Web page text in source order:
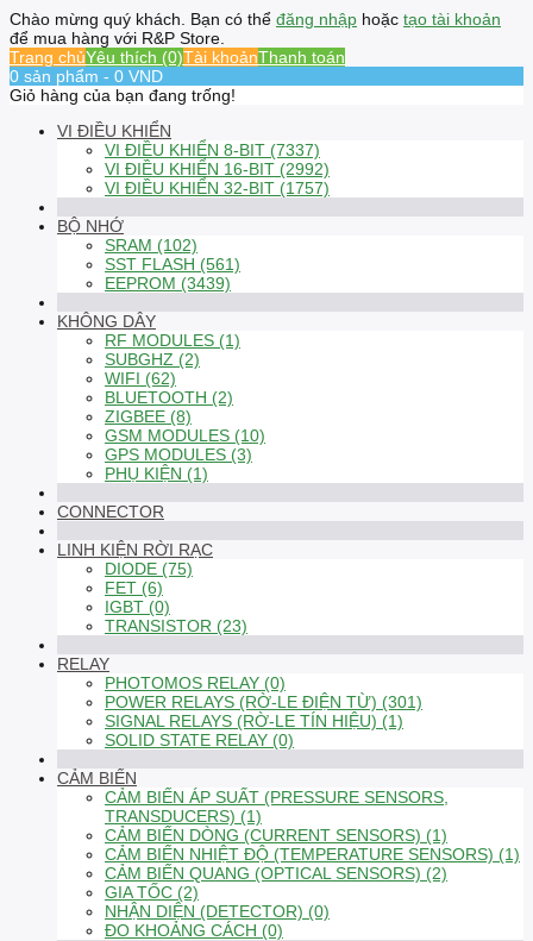
Chào mừng quý khách. Bạn có thể đăng nhập hoặc tạo tài khoản
để mua hàng với R&P Store.
Trang chủYêu thích (0)Tài khoảnThanh toán
0 sản phẩm - 0 VND
Giỏ hàng của bạn đang trống!
VI ĐIỀU KHIỂN
VI ĐIỀU KHIỂN 8-BIT (7337)
VI ĐIỀU KHIỂN 16-BIT (2992)
VI ĐIỀU KHIỂN 32-BIT (1757)
BỘ NHỚ
SRAM (102)
SST FLASH (561)
EEPROM (3439)
KHÔNG DÂY
RF MODULES (1)
SUBGHZ (2)
WIFI (62)
BLUETOOTH (2)
ZIGBEE (8)
GSM MODULES (10)
GPS MODULES (3)
PHỤ KIỆN (1)
CONNECTOR
LINH KIỆN RỜI RẠC
DIODE (75)
FET (6)
IGBT (0)
TRANSISTOR (23)
RELAY
PHOTOMOS RELAY (0)
POWER RELAYS (RỜ-LE ĐIỆN TỪ) (301)
SIGNAL RELAYS (RỜ-LE TÍN HIỆU) (1)
SOLID STATE RELAY (0)
CẢM BIẾN
CẢM BIẾN ÁP SUẤT (PRESSURE SENSORS,
TRANSDUCERS) (1)
CẢM BIẾN DÒNG (CURRENT SENSORS) (1)
CẢM BIẾN NHIỆT ĐỘ (TEMPERATURE SENSORS) (1)
CẢM BIẾN QUANG (OPTICAL SENSORS) (2)
GIA TỐC (2)
NHẬN DIỆN (DETECTOR) (0)
ĐO KHOẢNG CÁCH (0)